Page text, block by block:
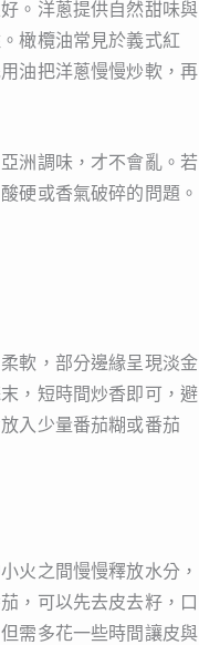
。洋蔥提供自然甜味與
橄欖油常見於義式紅
油把洋蔥慢慢炒軟，再
洲調味，才不會亂。若
硬或香氣破碎的問題。
軟，部分邊緣呈現淡金
，短時間炒香即可，避
入少量番茄糊或番茄
火之間慢慢釋放水分，
，可以先去皮去籽，口
需多花一些時間讓皮與